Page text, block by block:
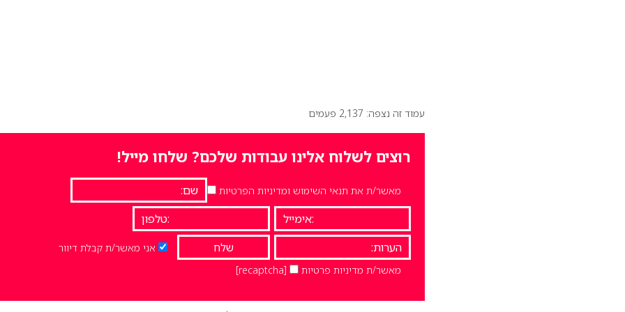
עמוד זה נצפה: 2,137 פעמים
רוצים לשלוח אלינו עבודות שלכם? שלחו מייל!
מאשר/ת את תנאי השימוש ומדיניות הפרטיות
אני מאשר/ת קבלת דיוור
מאשר/ת מדיניות פרטיות
[recaptcha]